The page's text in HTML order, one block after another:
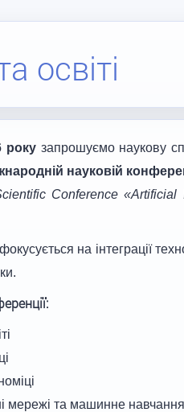
освіті
рокузапрошуємо наукову
науковій
Conference
на інтеграції
мережі та машинне навчання